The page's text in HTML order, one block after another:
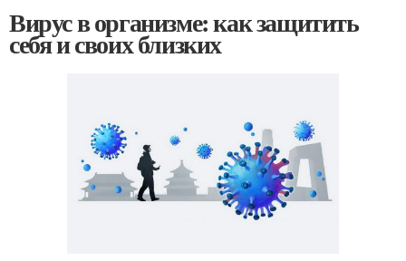
Вирус в организме: как защитить
себя и своих близких